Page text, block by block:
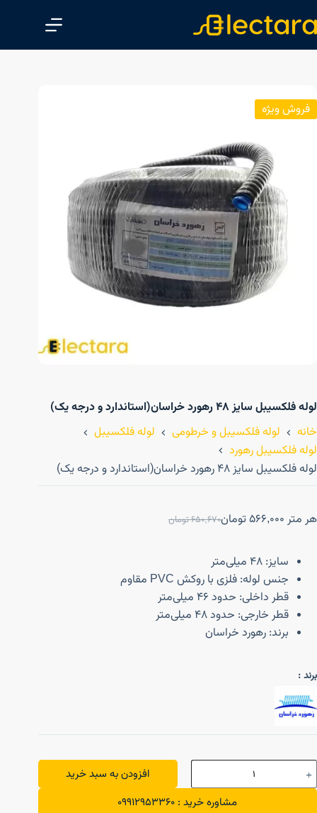
ش
فروش ویژه
لوله فلکسیبل سایز ۴۸ رهورد خراسان(استاندارد و درجه یک)
خانه
لوله فلکسیبل و خرطومی
لوله فلکسیبل
لوله فلکسیبل رهورد
لوله فلکسیبل سایز ۴۸ رهورد خراسان(استاندارد و درجه یک)
هر متر 650,670تومان 566,000 تومان
سایز: ۴۸ میلی‌متر
جنس لوله: فلزی با روکش PVC مقاوم
قطر داخلی: حدود ۴۶ میلی‌متر
قطر خارجی: حدود ۴۸ میلی‌متر
برند: رهورد خراسان
برند :
افزودن به سبد خرید
مشاوره خرید : 09912953360